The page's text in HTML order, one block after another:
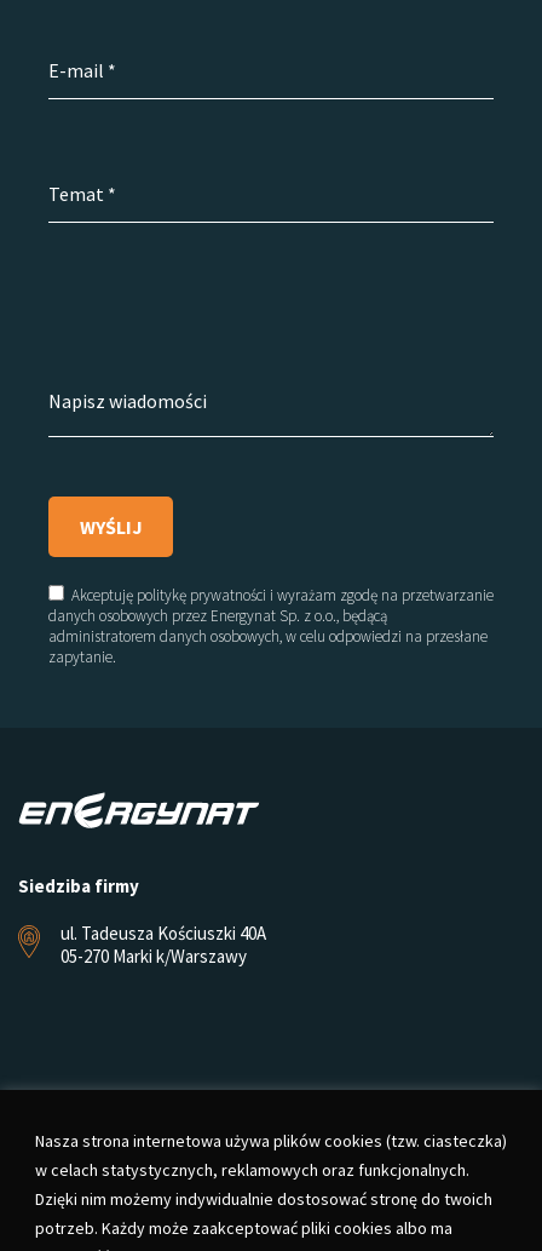
Nasza strona internetowa używa plików cookies (tzw. ciasteczka)
w celach statystycznych, reklamowych oraz funkcjonalnych.
Dzięki nim możemy indywidualnie dostosować stronę do twoich
potrzeb. Każdy może zaakceptować pliki cookies albo ma
empty.
Akceptuję politykę prywatności i wyrażam zgodę na przetwarzanie
danych osobowych przez Energynat Sp. z o.o., będącą
administratorem danych osobowych, w celu odpowiedzi na przesłane
zapytanie.
Siedziba firmy
ul. Tadeusza Kościuszki 40A
05-270 Marki k/Warszawy